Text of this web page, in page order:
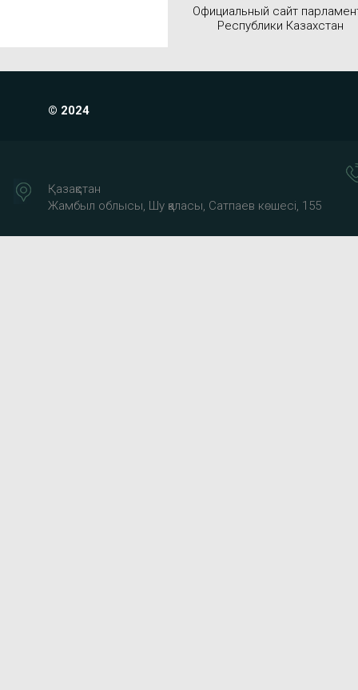
Официальный сайт
Республики Казахстан
© 2024
Қазақстан
Жамбыл облысы, Шу қаласы, Сатпаев көшесі, 155